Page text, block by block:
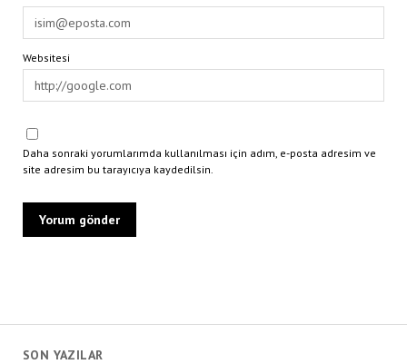
SON YAZILAR
Websitesi
Daha sonraki yorumlarımda kullanılması için adım, e-posta adresim ve
site adresim bu tarayıcıya kaydedilsin.